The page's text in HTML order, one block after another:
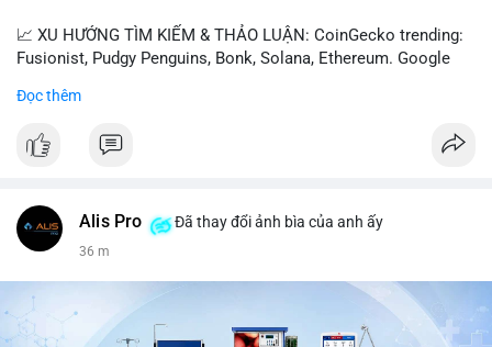
📈 XU HƯỚNG TÌM KIẾM & THẢO LUẬN: CoinGecko trending:
Fusionist, Pudgy Penguins, Bonk, Solana, Ethereum. Google
tiêu, vũ khí hạt nhân, đội tuyển Brasil, cúp U20 Châu Á.
UFC 310, Premier League, Champions League, NCAA Football,
MrBeast, Google. Binance Square: nhiều post về lệnh long, lợi
nhuận, $HFT/$SKYAI, $RIVER, $WLD, $ALLO, Top trader 30
💬 DÒNG CHẢY TIN TỨC & TRUYỀN THÔNG: Telegram
Đọc thêm
Alis Pro Đã thay đổi ảnh bìa của anh ấy
36 m